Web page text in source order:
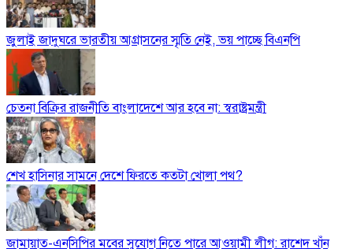
জুলাই জাদুঘরে ভারতীয় আগ্রাসনের স্মৃতি নেই, ভয় পাচ্ছে বিএনপি
চেতনা বিক্রির রাজনীতি বাংলাদেশে আর হবে না: স্বরাষ্ট্রমন্ত্রী
শেখ হাসিনার সামনে দেশে ফিরতে কতটা খোলা পথ?
জামায়াত-এনসিপির মবের সুযোগ নিতে পারে আওয়ামী লীগ: রাশেদ খাঁন